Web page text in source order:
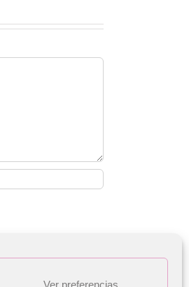
Ver preferencias